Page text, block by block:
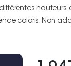
hauteurs
coloris. Non